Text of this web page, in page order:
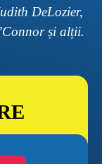
DeLozier,
și alții.